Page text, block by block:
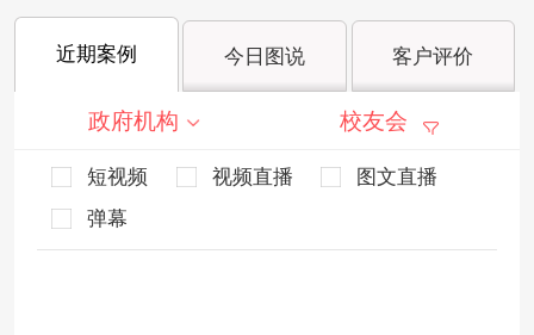
近期案例 今日图说 客户评价
政府机构 校友会
短视频 视频直播
图文直播
弹幕